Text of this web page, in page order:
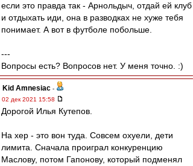
если это правда так - Арнольдыч, отдай ей клуб
и отдыхать иди, она в разводках не хуже тебя
понимает. А вот в футболе побольше.
---
Вопросы есть? Вопросов нет. У меня точно. :)
Kid Amnesiac -
02 дек 2021 15:58
Дорогой Илья Кутепов.
На хер - это вон туда. Совсем охуели, дети
лимита. Сначала проиграл конкуренцию
Маслову, потом Гапонову, который подменял